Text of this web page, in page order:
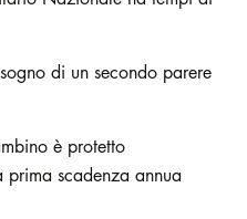
di un secondo parere
è protetto
scadenza annua